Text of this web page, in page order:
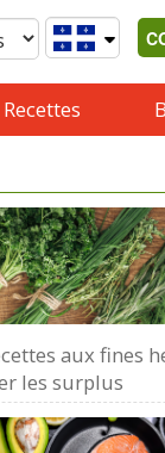
Recettes
aux fines
les surplus